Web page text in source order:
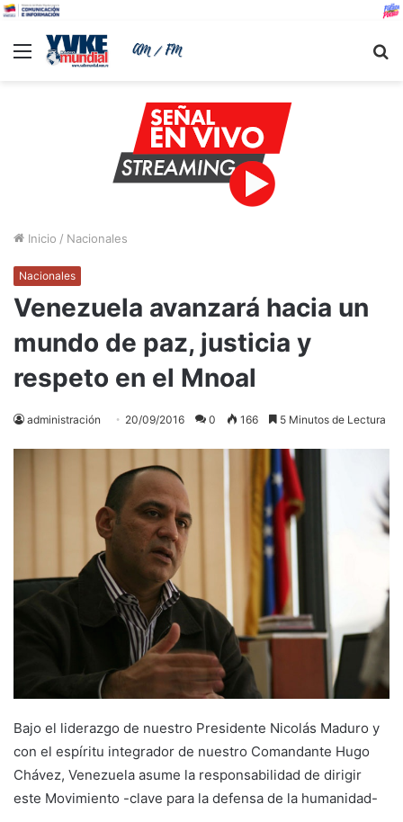
Menu
Inicio / Nacionales
Nacionales
Venezuela avanzará hacia un
mundo de paz, justicia y
respeto en el Mnoal
administración 20/09/2016 0 166 5 Minutos de Lectura
Bajo el liderazgo de nuestro Presidente Nicolás Maduro y
con el espíritu integrador de nuestro Comandante Hugo
Chávez, Venezuela asume la responsabilidad de dirigir
este Movimiento -clave para la defensa de la humanidad-